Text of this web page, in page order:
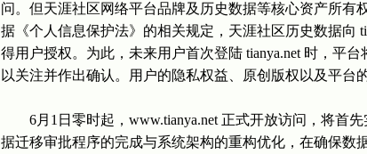
问。但天涯社区网络平台品牌及历史数据等核心资产所有
据《个人信息保护法》的相关规定，天涯社区历史数据向
得用户授权。为此，未来用户首次登陆 tianya.net 时，平
以关注并作出确认。用户的隐私权益、原创版权以及平台
6月1日零时起，www.tianya.net 正式开放访问，将首
据迁移审批程序的完成与系统架构的重构优化，在确保数